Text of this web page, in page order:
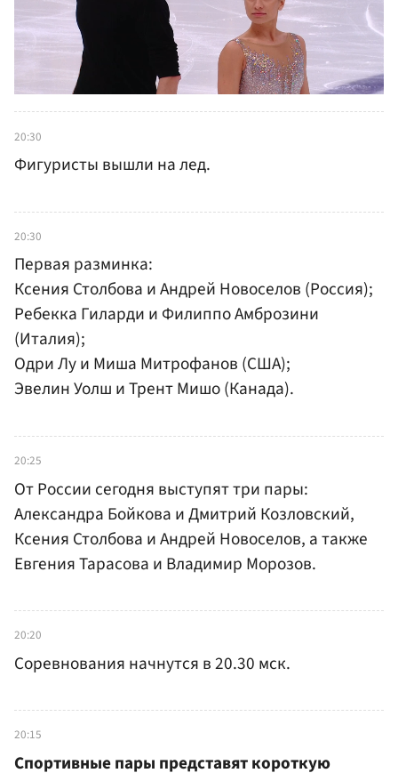
20:30
Фигуристы вышли на лед.
20:30
Первая разминка:
Ксения Столбова и Андрей Новоселов (Россия);
Ребекка Гиларди и Филиппо Амброзини
(Италия);
Одри Лу и Миша Митрофанов (США);
Эвелин Уолш и Трент Мишо (Канада).
20:25
От России сегодня выступят три пары:
Александра Бойкова и Дмитрий Козловский,
Ксения Столбова и Андрей Новоселов, а также
Евгения Тарасова и Владимир Морозов.
20:20
Соревнования начнутся в 20.30 мск.
20:15
Спортивные пары представят короткую